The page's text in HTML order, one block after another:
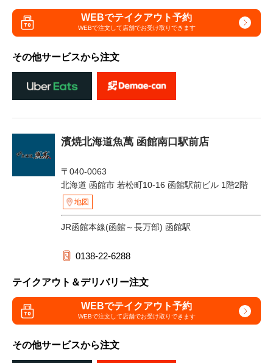
WEBでテイクアウト予約
WEBで注文して店舗でお受け取りできます
その他サービスから注文
濱焼北海道魚萬 函館南口駅前店
〒040-0063
北海道 函館市 若松町10-16 函館駅前ビル 1階2階
地図
JR函館本線(函館～長万部) 函館駅
0138-22-6288
テイクアウト＆デリバリー注文
WEBでテイクアウト予約
WEBで注文して店舗でお受け取りできます
その他サービスから注文